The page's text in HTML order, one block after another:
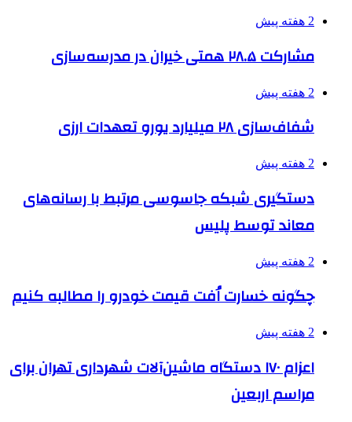
2 هفته پیش
مشارکت ۲۸.۵ همتی خیران در مدرسه‌سازی
2 هفته پیش
شفاف‌سازی ۲۸ میلیارد یورو تعهدات ارزی
2 هفته پیش
دستگیری شبکه جاسوسی مرتبط با رسانه‌های
معاند توسط پلیس
2 هفته پیش
چگونه خسارت اُفت قیمت خودرو را مطالبه کنیم
2 هفته پیش
اعزام ۱۷۰ دستگاه ماشین‌آلات شهرداری تهران برای
مراسم اربعین